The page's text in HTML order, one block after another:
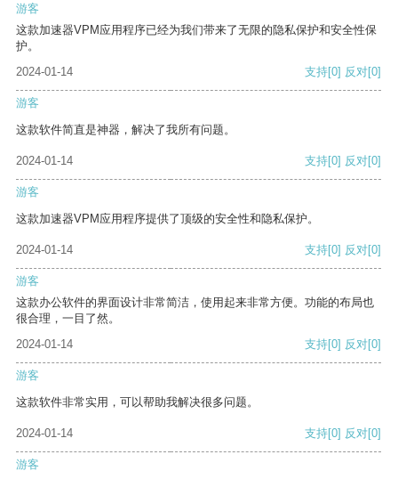
游客
这款加速器VPM应用程序已经为我们带来了无限的隐私保护和安全性保
护。
2024-01-14
支持[0] 反对[0]
游客
这款软件简直是神器，解决了我所有问题。
2024-01-14 支持[0] 反对[0]
游客
这款加速器VPM应用程序提供了顶级的安全性和隐私保护。
2024-01-14 支持[0] 反对[0]
游客
这款办公软件的界面设计非常简洁，使用起来非常方便。功能的布局也
很合理，一目了然。
2024-01-14
支持[0] 反对[0]
游客
这款软件非常实用，可以帮助我解决很多问题。
2024-01-14 支持[0] 反对[0]
游客